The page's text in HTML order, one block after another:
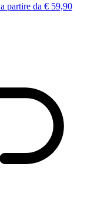
a partire da € 59,90